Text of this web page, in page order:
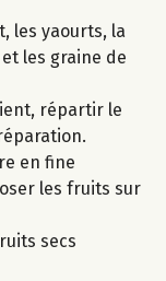
les yaourts, la
les graine de
répartir le
en fine
les fruits sur
secs